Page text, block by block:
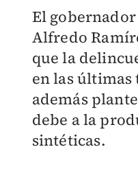
El
Alfredo
que la
en las últimas
además
debe a la
sintéticas.